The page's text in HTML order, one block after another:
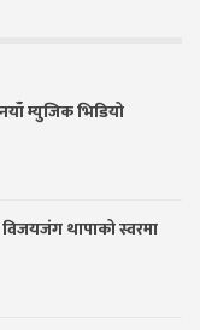
म्युजिक भिडियो
विजयजंग थापाको स्वरमा